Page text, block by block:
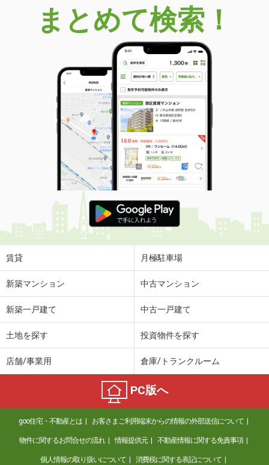
兵庫県三木市志染町東自由が丘１丁目
価 格
6万円
兵庫県三木市志染町東自由が丘１丁目
22.77m²
間取り
ワンルーム
兵庫県明石市朝霧町３丁目
価 格
5.80万円
住 所
兵庫県明石市朝霧町３丁目
専有面積 20.28m²
間取り
1K
兵庫県尼崎市稲葉荘１丁目
価 格
4.30万円
住 所
兵庫県尼崎市稲葉荘１丁目
専有面積
兵庫県神戸市灘区将軍通２丁目
6.80万円
兵庫県伊丹市荻野３
8.70万円
住 所
兵庫県伊丹市荻野３
専有面積 65.7m²
間取り
3LDK
兵庫県伊丹市北本町２
まとめて検索！
賃貸 月極駐車場
新築マンション 中古マンション
新築一戸建て 中古一戸建て
土地を探す 投資物件を探す
店舗/事業用 倉庫/トランクルーム
PC版へ
goo住宅・不動産とは お客さまご利用端末からの情報の外部送信について
物件に関するお問合せの流れ 情報提供元 不動産情報に関する免責事項
個人情報の取り扱いについて 消費税に関する表記について